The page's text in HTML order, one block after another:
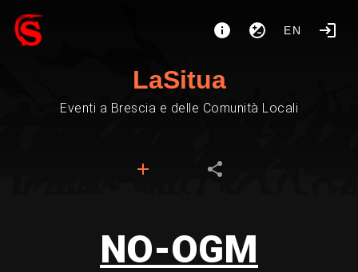
EN
LaSitua
Eventi a Brescia e delle Comunità Locali
NO-OGM